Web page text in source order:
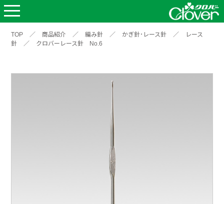
TOP ／ 商品紹介 ／ 編み針 ／ かぎ針･レース針 ／
レース
針
／ クロバーレース針 No.6